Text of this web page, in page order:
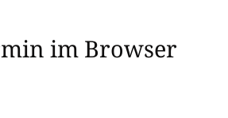
im Browser